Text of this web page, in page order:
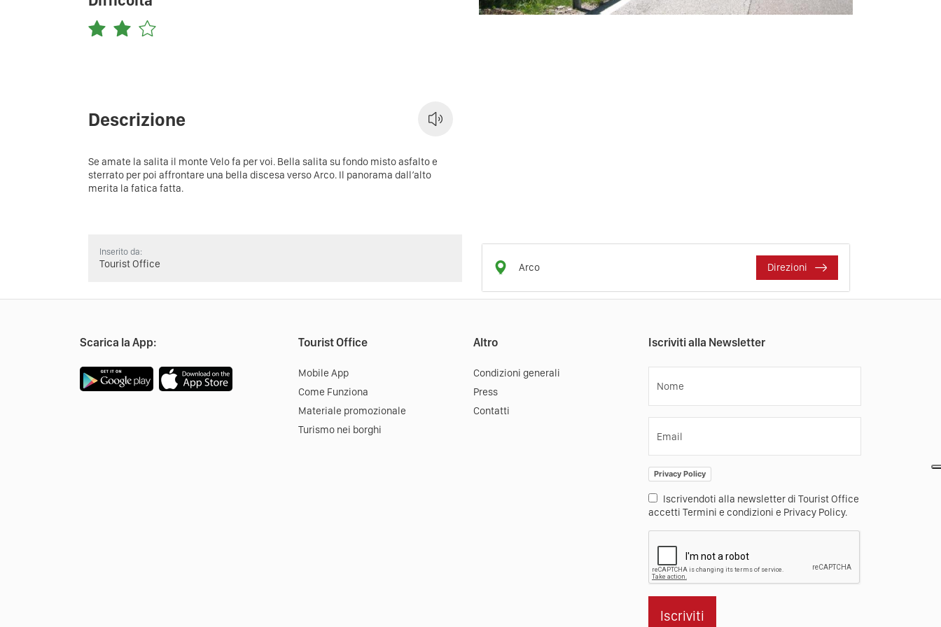
Descrizione
Se amate la salita il monte Velo fa per voi. Bella salita su fondo misto asfalto e
sterrato per poi affrontare una bella discesa verso Arco. Il panorama dall’alto
merita la fatica fatta.
Inserito da:
Tourist Office Arco Direzioni
Scarica la App: Tourist Office
Mobile App
Come Funziona
Materiale promozionale
Turismo nei borghi
Altro
Condizioni generali
Press
Contatti
Iscriviti alla Newsletter
Nome
Email
Privacy Policy
Iscrivendoti alla newsletter di Tourist Office
accetti Termini e condizioni e Privacy Policy.
Iscriviti